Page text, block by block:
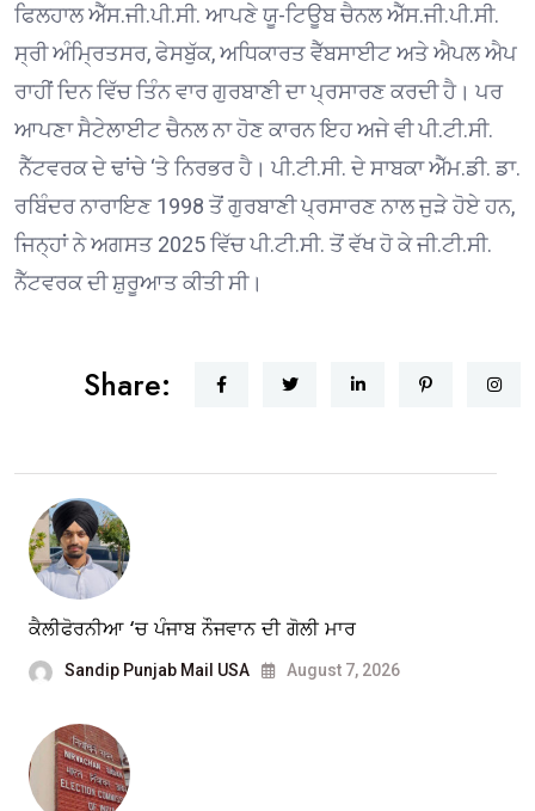
ਫਿਲਹਾਲ ਐੱਸ.ਜੀ.ਪੀ.ਸੀ. ਆਪਣੇ ਯੂ-ਟਿਊਬ ਚੈਨਲ ਐੱਸ.ਜੀ.ਪੀ.ਸੀ.
ਸ੍ਰੀ ਅੰਮ੍ਰਿਤਸਰ, ਫੇਸਬੁੱਕ, ਅਧਿਕਾਰਤ ਵੈੱਬਸਾਈਟ ਅਤੇ ਐਪਲ ਐਪ
ਰਾਹੀਂ ਦਿਨ ਵਿੱਚ ਤਿੰਨ ਵਾਰ ਗੁਰਬਾਣੀ ਦਾ ਪ੍ਰਸਾਰਣ ਕਰਦੀ ਹੈ। ਪਰ
ਆਪਣਾ ਸੈਟੇਲਾਈਟ ਚੈਨਲ ਨਾ ਹੋਣ ਕਾਰਨ ਇਹ ਅਜੇ ਵੀ ਪੀ.ਟੀ.ਸੀ.
ਨੈੱਟਵਰਕ ਦੇ ਢਾਂਚੇ ‘ਤੇ ਨਿਰਭਰ ਹੈ। ਪੀ.ਟੀ.ਸੀ. ਦੇ ਸਾਬਕਾ ਐੱਮ.ਡੀ. ਡਾ.
ਰਬਿੰਦਰ ਨਾਰਾਇਣ 1998 ਤੋਂ ਗੁਰਬਾਣੀ ਪ੍ਰਸਾਰਣ ਨਾਲ ਜੁੜੇ ਹੋਏ ਹਨ,
ਜਿਨ੍ਹਾਂ ਨੇ ਅਗਸਤ 2025 ਵਿੱਚ ਪੀ.ਟੀ.ਸੀ. ਤੋਂ ਵੱਖ ਹੋ ਕੇ ਜੀ.ਟੀ.ਸੀ.
ਨੈੱਟਵਰਕ ਦੀ ਸ਼ੁਰੂਆਤ ਕੀਤੀ ਸੀ।
Share:
ਕੈਲੀਫੋਰਨੀਆ ‘ਚ ਪੰਜਾਬ ਨੌਜਵਾਨ ਦੀ ਗੋਲੀ ਮਾਰ
Sandip Punjab Mail USA August 7, 2026